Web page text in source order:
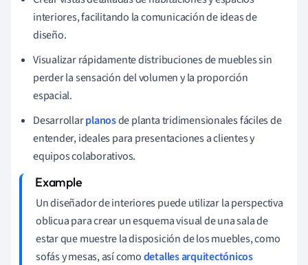
interiores, facilitando la comunicación de ideas de
diseño.
Visualizar rápidamente distribuciones de muebles sin
perder la sensación del volumen y la proporción
espacial.
Desarrollarplanosde planta tridimensionales fáciles de
entender, ideales para presentaciones a clientes y
equipos colaborativos.
Un diseñador de interiores puede utilizar la perspectiva
oblicua para crear un esquema visual de una sala de
estar que muestre la disposición de los muebles, como
sofás y mesas, así comodetalles arquitectónicos